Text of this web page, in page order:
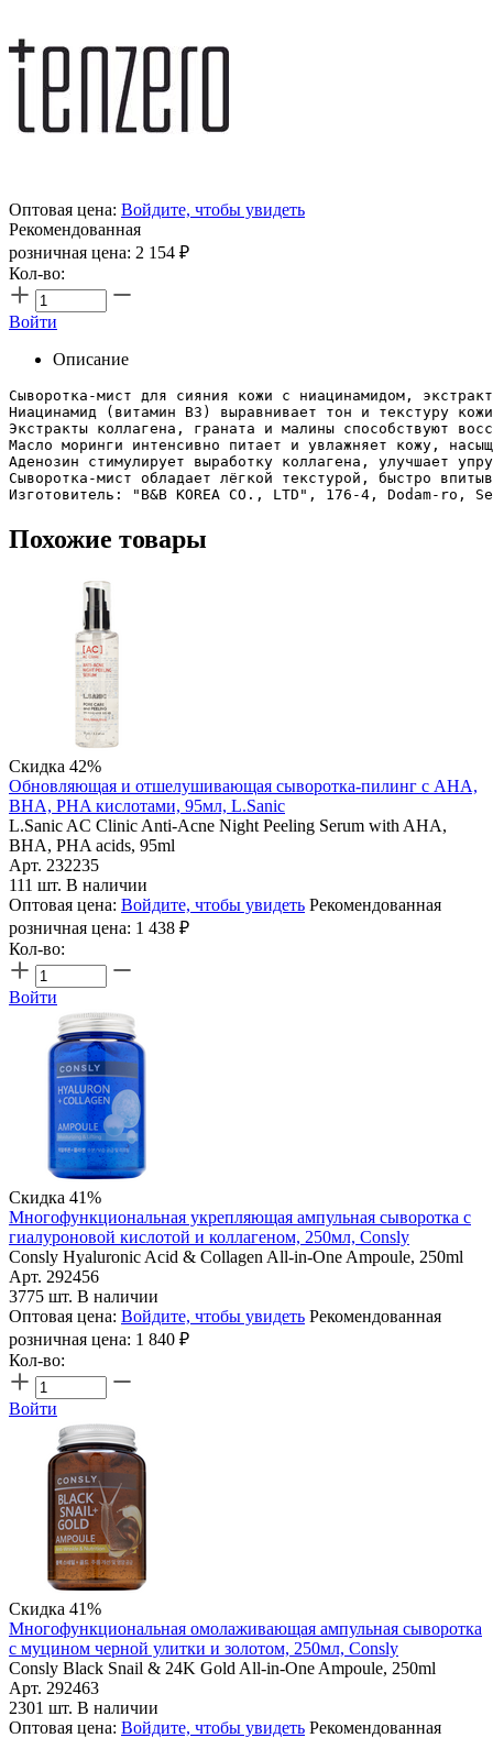
Оптовая цена: Войдите, чтобы увидеть
Рекомендованная
розничная цена: 2 154 ₽
Кол-во:
Войти
Описание
Сыворотка-мист для сияния кожи с ниацинамидом,
Ниацинамид (витамин B3) выравнивает тон и текстуру
Экстракты коллагена, граната и малины способствуют
Масло моринги интенсивно питает и увлажняет кожу,
Аденозин стимулирует выработку коллагена, улучшает
Сыворотка-мист обладает лёгкой текстурой, быстро
Похожие товары
Скидка 42%
Обновляющая и отшелушивающая сыворотка-пилинг с AHA,
BHA, PHA кислотами, 95мл, L.Sanic
L.Sanic AC Clinic Anti-Acne Night Peeling Serum with AHA,
BHA, PHA acids, 95ml
Арт. 232235
111 шт. В наличии
Оптовая цена: Войдите, чтобы увидеть Рекомендованная
розничная цена: 1 438 ₽
Кол-во:
Войти
Скидка 41%
Многофункциональная укрепляющая ампульная сыворотка с
гиалуроновой кислотой и коллагеном, 250мл, Consly
Consly Hyaluronic Acid & Collagen All-in-One Ampoule, 250ml
Арт. 292456
3775 шт. В наличии
Оптовая цена: Войдите, чтобы увидеть Рекомендованная
розничная цена: 1 840 ₽
Кол-во:
Войти
Скидка 41%
Многофункциональная омолаживающая ампульная сыворотка
с муцином черной улитки и золотом, 250мл, Consly
Consly Black Snail & 24K Gold All-in-One Ampoule, 250ml
Арт. 292463
2301 шт. В наличии
Оптовая цена: Войдите, чтобы увидеть Рекомендованная